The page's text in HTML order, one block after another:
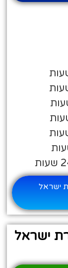
ישראל
ישראל